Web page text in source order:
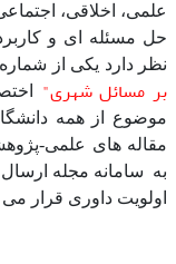
علمی، اخلاقی،
حل مسئله ای و
نظر دارد یکی از
بر مسائل شهری"
موضوع از همه
مقاله های علمی-
به سامانه مجله ارسال
اولویت داوری قرار می